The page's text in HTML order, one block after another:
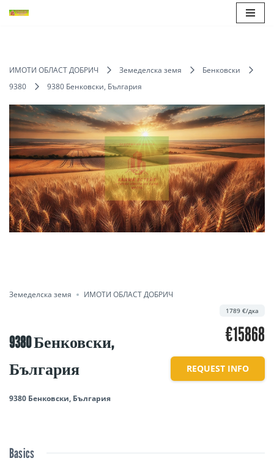
съдържанието
ИМОТИ ОБЛАСТ ДОБРИЧ Земеделска земя
Бенковски
9380
9380 Бенковски, България
Земеделска земя ИМОТИ ОБЛАСТ ДОБРИЧ
9380 Бенковски,
България
9380 Бенковски, България
€15868
1789 €/дка
REQUEST INFO
Basics